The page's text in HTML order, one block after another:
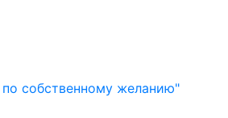
по собственному желанию"